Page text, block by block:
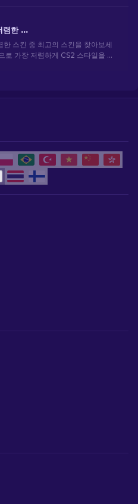
CS2에서 가장 저렴한 스킨 [2026]
한 스킨 중 최고의 스킨을 찾아보세
로 가장 저렴하게 CS2 스타일을 업